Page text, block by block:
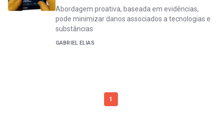
Abordagem proativa, baseada em evidências,
pode minimizar danos associados a tecnologias e
substâncias
GABRIEL ELIAS
1